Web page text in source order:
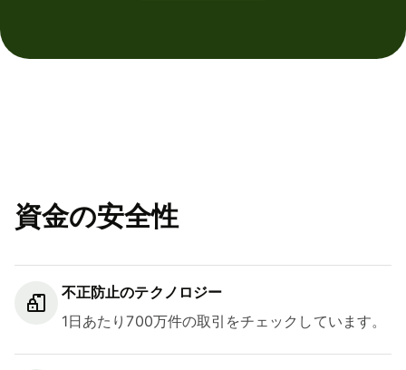
資金の安全性
不正防止のテクノロジー
1日あたり700万件の取引をチェックしています。